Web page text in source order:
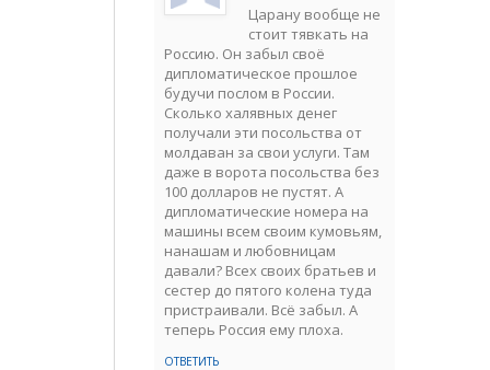
Царану вообще не
стоит тявкать на
Россию. Он забыл своё
дипломатическое прошлое
будучи послом в России.
Сколько халявных денег
получали эти посольства от
молдаван за свои услуги. Там
даже в ворота посольства без
100 долларов не пустят. А
дипломатические номера на
машины всем своим кумовьям,
нанашам и любовницам
давали? Всех своих братьев и
сестер до пятого колена туда
пристраивали. Всё забыл. А
теперь Россия ему плоха.
ОТВЕТИТЬ